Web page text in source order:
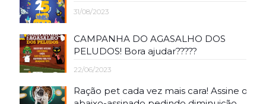
31/08/2023
CAMPANHA DO AGASALHO DOS
PELUDOS! Bora ajudar?????
22/06/2023
Ração pet cada vez mais cara! Assine o